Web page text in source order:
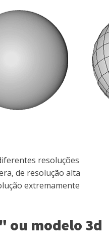
resoluções
de resolução alta
extremamente
ou modelo 3d